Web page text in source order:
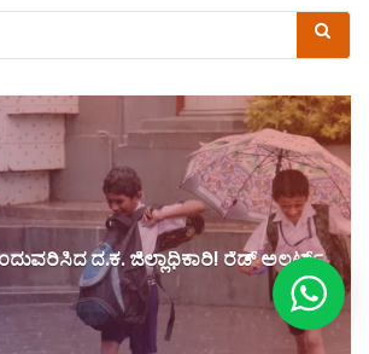
ದ.ಕ. ಜಿಲ್ಲಾಧಿಕಾರಿ! ರೆಡ್ ಅಲರ್ಟ್